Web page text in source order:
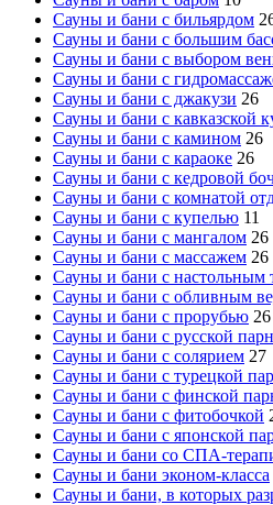
Сауны и бани с бильярдом
Сауны и бани с большим
Сауны и бани с выбором
Сауны и бани с
Сауны и бани с джакузи 26
Сауны и бани с кавказской
Сауны и бани с камином 26
Сауны и бани с караоке 26
Сауны и бани с кедровой
Сауны и бани с комнатой
Сауны и бани с купелью 11
Сауны и бани с мангалом 26
Сауны и бани с массажем 26
Сауны и бани с настольным
Сауны и бани с обливным
Сауны и бани с прорубью 26
Сауны и бани с русской
Сауны и бани с солярием 27
Сауны и бани с турецкой
Сауны и бани с финской
Сауны и бани с фитобочкой
Сауны и бани с японской
Сауны и бани со СПА-
Сауны и бани эконом-класса
Сауны и бани, в которых